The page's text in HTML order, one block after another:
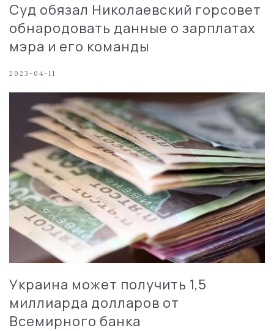
Суд обязал Николаевский горсовет
обнародовать данные о зарплатах
мэра и его команды
2023-04-11
Украина может получить 1,5
миллиарда долларов от
Всемирного банка